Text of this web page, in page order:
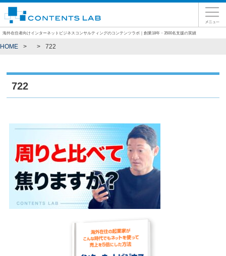
海外在住者向けインターネットビジネスコンサルティングのコンテンツラボ｜創業18年・3500名支援の実績
HOME 722
722